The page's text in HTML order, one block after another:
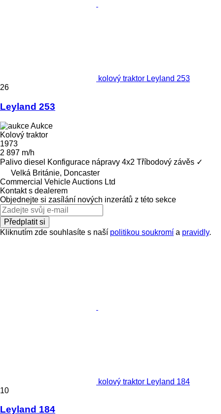
kolový traktor Leyland 253
26
Leyland 253
Aukce
Kolový traktor
1973
2 897 m/h
Palivo diesel Konfigurace nápravy 4x2 Tříbodový závěs ✓
Velká Británie, Doncaster
Commercial Vehicle Auctions Ltd
Kontakt s dealerem
Objednejte si zasílání nových inzerátů z této sekce
Předplatit si
Kliknutím zde souhlasíte s naší politikou soukromí a pravidly.
kolový traktor Leyland 184
10
Leyland 184